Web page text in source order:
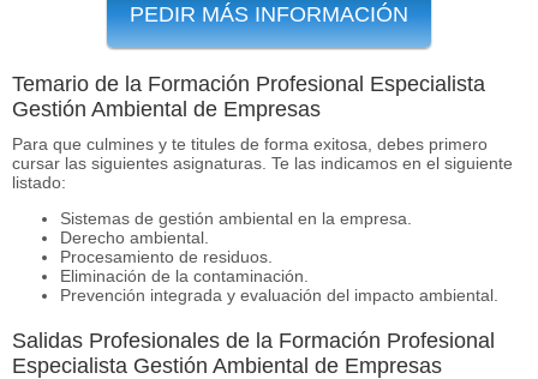
PEDIR MÁS INFORMACIÓN
Temario de la Formación Profesional Especialista
Gestión Ambiental de Empresas
Para que culmines y te titules de forma exitosa, debes primero
cursar las siguientes asignaturas. Te las indicamos en el siguiente
listado:
Sistemas de gestión ambiental en la empresa.
Derecho ambiental.
Procesamiento de residuos.
Eliminación de la contaminación.
Prevención integrada y evaluación del impacto ambiental.
Salidas Profesionales de la Formación Profesional
Especialista Gestión Ambiental de Empresas